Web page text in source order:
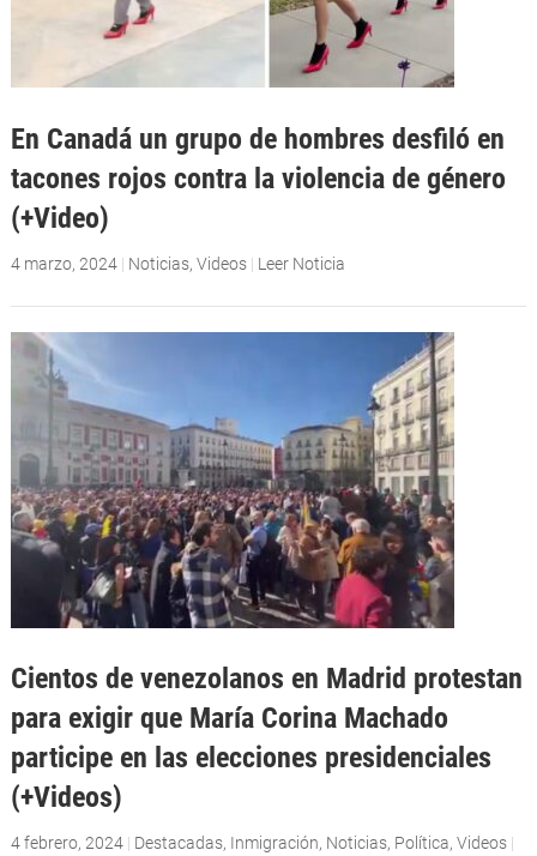
En Canadá un grupo de hombres desfiló en
tacones rojos contra la violencia de género
(+Video)
4 marzo, 2024| Noticias, Videos | Leer Noticia
Cientos de venezolanos en Madrid protestan
para exigir que María Corina Machado
participe en las elecciones presidenciales
(+Videos)
4 febrero, 2024| Destacadas, Inmigración, Noticias, Política, Videos |